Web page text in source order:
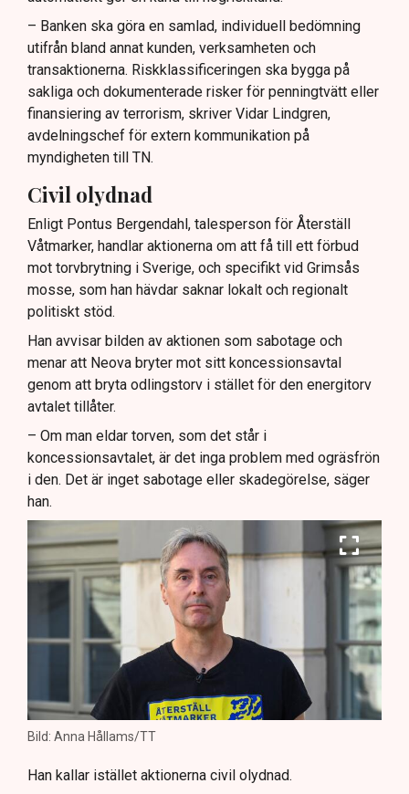
– Banken ska göra en samlad, individuell bedömning
utifrån bland annat kunden, verksamheten och
transaktionerna. Riskklassificeringen ska bygga på
sakliga och dokumenterade risker för penningtvätt eller
finansiering av terrorism, skriver Vidar Lindgren,
avdelningschef för extern kommunikation på
myndigheten till TN.
Civil olydnad
Enligt Pontus Bergendahl, talesperson för Återställ
Våtmarker, handlar aktionerna om att få till ett förbud
mot torvbrytning i Sverige, och specifikt vid Grimsås
mosse, som han hävdar saknar lokalt och regionalt
politiskt stöd.
Han avvisar bilden av aktionen som sabotage och
menar att Neova bryter mot sitt koncessionsavtal
genom att bryta odlingstorv i stället för den energitorv
avtalet tillåter.
– Om man eldar torven, som det står i
koncessionsavtalet, är det inga problem med ogräsfrön
i den. Det är inget sabotage eller skadegörelse, säger
han.
Bild: Anna Hållams/TT
Han kallar istället aktionerna civil olydnad.